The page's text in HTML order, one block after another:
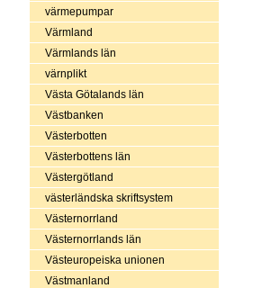
värmepumpar
Värmland
Värmlands län
värnplikt
Västa Götalands län
Västbanken
Västerbotten
Västerbottens län
Västergötland
västerländska skriftsystem
Västernorrland
Västernorrlands län
Västeuropeiska unionen
Västmanland